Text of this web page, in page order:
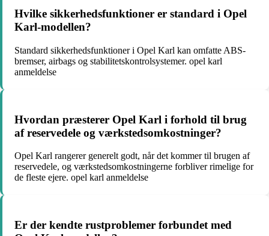
Hvilke sikkerhedsfunktioner er standard i Opel
Karl-modellen?
Standard sikkerhedsfunktioner i Opel Karl kan omfatte ABS-
bremser, airbags og stabilitetskontrolsystemer. opel karl
anmeldelse
Hvordan præsterer Opel Karl i forhold til brug
af reservedele og værkstedsomkostninger?
Opel Karl rangerer generelt godt, når det kommer til brugen af
reservedele, og værkstedsomkostningerne forbliver rimelige for
de fleste ejere. opel karl anmeldelse
Er der kendte rustproblemer forbundet med